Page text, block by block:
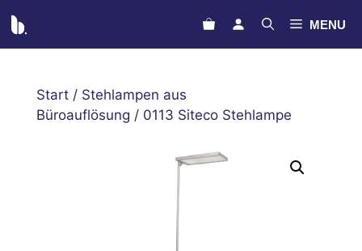
Inhalt
springen
MENU
Start / Stehlampen aus
Büroauflösung / 0113 Siteco Stehlampe